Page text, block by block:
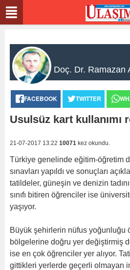
Doç. Dr. Ramazan
FACEBOOK TWITTER
Usulsüz kart kullanımı
21-07-2017 13:22 10071 kez okundu.
Türkiye genelinde eğitim-öğretim
sınavları yapıldı ve sonuçları
tatildeler, güneşin ve denizin
sınıfı bitiren öğrenciler ise
yaşıyor.
Büyük şehirlerin nüfus yoğunluğu
bölgelerine doğru yer değiştirmiş
ise en çok öğrenciler yer alıyor.
gittikleri yerlerde geçerli olmayan